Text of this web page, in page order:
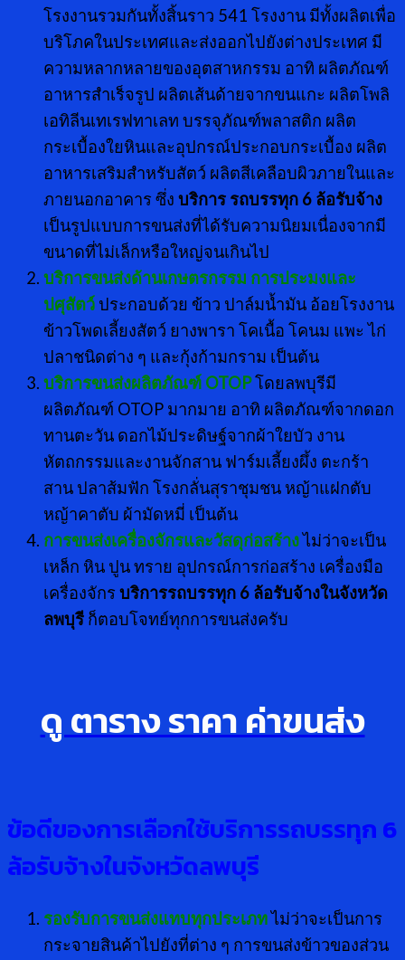
โรงงานรวมกันทั้งสิ้นราว 541 โรงงาน มีทั้งผลิตเพื่อ
บริโภคในประเทศและส่งออกไปยังต่างประเทศ มี
ความหลากหลายของอุตสาหกรรม อาทิ ผลิตภัณฑ์
อาหารสำเร็จรูป ผลิตเส้นด้ายจากขนแกะ ผลิตโพลิ
เอทิลีนเทเรฟทาเลท บรรจุภัณฑ์พลาสติก ผลิต
กระเบื้องใยหินและอุปกรณ์ประกอบกระเบื้อง ผลิต
อาหารเสริมสำหรับสัตว์ ผลิตสีเคลือบผิวภายในและ
ภายนอกอาคาร ซึ่ง บริการ รถบรรทุก 6 ล้อรับจ้าง
เป็นรูปแบบการขนส่งที่ได้รับความนิยมเนื่องจากมี
ขนาดที่ไม่เล็กหรือใหญ่จนเกินไป
บริการขนส่งด้านเกษตรกรรม การประมงและ
ปศุสัตว์ ประกอบด้วย ข้าว ปาล์มน้ำมัน อ้อยโรงงาน
ข้าวโพดเลี้ยงสัตว์ ยางพารา โคเนื้อ โคนม แพะ ไก่
ปลาชนิดต่าง ๆ และกุ้งก้ามกราม เป็นต้น
บริการขนส่งผลิตภัณฑ์ OTOPโดยลพบุรีมี
ผลิตภัณฑ์ OTOP มากมาย อาทิ ผลิตภัณฑ์จากดอก
ทานตะวัน ดอกไม้ประดิษฐ์จากผ้าใยบัว งาน
หัตถกรรมและงานจักสาน ฟาร์มเลี้ยงผึ้ง ตะกร้า
สาน ปลาส้มฟัก โรงกลั่นสุราชุมชน หญ้าแฝกตับ
หญ้าคาตับ ผ้ามัดหมี่ เป็นต้น
การขนส่งเครื่องจักรและวัสดุก่อสร้างไม่ว่าจะเป็น
เหล็ก หิน ปูน ทราย อุปกรณ์การก่อสร้าง เครื่องมือ
เครื่องจักรบริการรถบรรทุก 6 ล้อรับจ้างในจังหวัด
ลพบุรี ก็ตอบโจทย์ทุกการขนส่งครับ
ดู ตาราง ราคา ค่าขนส่ง
ข้อดีของการเลือกใช้บริการรถบรรทุก 6
ล้อรับจ้างในจังหวัดลพบุรี
รองรับการขนส่งแทบทุกประเภทไม่ว่าจะเป็นการ
กระจายสินค้าไปยังที่ต่าง ๆ การขนส่งข้าวของส่วน